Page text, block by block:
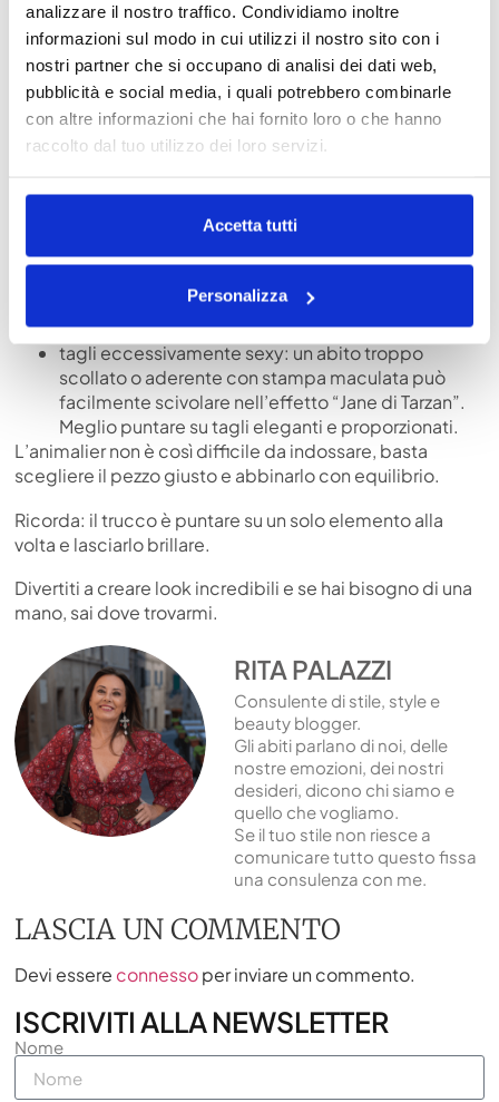
analizzare il nostro traffico. Condividiamo inoltre
informazioni sul modo in cui utilizzi il nostro sito con i
nostri partner che si occupano di analisi dei dati web,
pubblicità e social media, i quali potrebbero combinarle
con altre informazioni che hai fornito loro o che hanno
raccolto dal tuo utilizzo dei loro servizi.
Accetta tutti
Personalizza
QUI il cardigan leggero
COSA EVITARE ASSOLUTAMENTE
Anche se l’animalier è bellissimo, ci sono alcune regole
d’oro per non cadere nel kitsch:
Meglio focalizzarsi su un solo tipo di stampa;
capi di scarsa qualità: un animalier su tessuti
elegante. Meglio un solo pezzo di qualità che più
capi di dubbio gusto;
tagli eccessivamente sexy: un abito troppo
scollato o aderente con stampa maculata può
facilmente scivolare nell’effetto “Jane di Tarzan”.
Meglio puntare su tagli eleganti e proporzionati.
L’animalier non è così difficile da indossare, basta
scegliere il pezzo giusto e abbinarlo con equilibrio.
Ricorda: il trucco è puntare su un solo elemento alla
volta e lasciarlo brillare.
Divertiti a creare look incredibili e se hai bisogno di una
mano, sai dove trovarmi.
RITA PALAZZI
Consulente di stile, style e
beauty blogger.
Gli abiti parlano di noi, delle
nostre emozioni, dei nostri
desideri, dicono chi siamo e
quello che vogliamo.
Se il tuo stile non riesce a
comunicare tutto questo fissa
una consulenza con me.
LASCIA UN COMMENTO
Devi essere connessoper inviare un commento.
ISCRIVITI ALLA NEWSLETTER
Nome